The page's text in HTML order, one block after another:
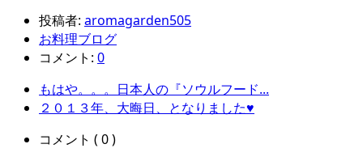
投稿者: aromagarden505
お料理ブログ
コメント: 0
もはや。。。日本人の『ソウルフード...
２０１３年、大晦日、となりました♥
コメント ( 0 )